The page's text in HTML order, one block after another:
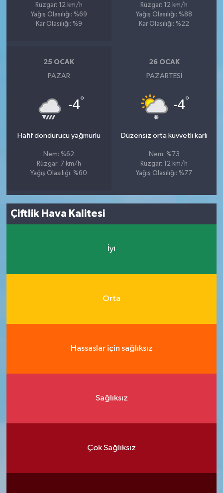
Rüzgar: 12 km/h
Yağış Olasılığı: %69
Kar Olasılığı: %9
Rüzgar: 12 km/h
Yağış Olasılığı: %88
Kar Olasılığı: %22
25 OCAK
PAZAR
-4°
Hafif dondurucu yağmurlu
Nem: %62
Rüzgar: 7 km/h
Yağış Olasılığı: %60
26 OCAK
PAZARTESI
-4°
Düzensiz orta kuvvetli karlı
Nem: %73
Rüzgar: 12 km/h
Yağış Olasılığı: %77
Çiftlik Hava Kalitesi
İyi
Orta
Hassaslar için sağlıksız
Sağlıksız
Çok Sağlıksız